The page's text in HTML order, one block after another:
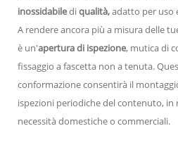
inossidabilediqualità,adatto per uso
A rendere ancora più a misura delle
è un'apertura di ispezione, mutica di
fissaggio a fascetta non a tenuta.
conformazione consentirà il
ispezioni periodiche del contenuto, in
necessità domestiche o commerciali.